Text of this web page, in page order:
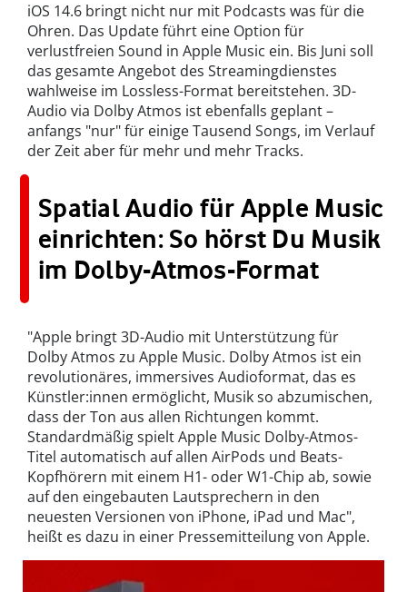
iOS 14.6 bringt nicht nur mit Podcasts was für die
Ohren. Das Update führt eine Option für
verlustfreien Sound in Apple Music ein. Bis Juni soll
das gesamte Angebot des Streamingdienstes
wahlweise im Lossless-Format bereitstehen. 3D-
Audio via Dolby Atmos ist ebenfalls geplant –
anfangs "nur" für einige Tausend Songs, im Verlauf
der Zeit aber für mehr und mehr Tracks.
Spatial Audio für Apple Music
einrichten: So hörst Du Musik
im Dolby-Atmos-Format
"Apple bringt 3D-Audio mit Unterstützung für
Dolby Atmos zu Apple Music. Dolby Atmos ist ein
revolutionäres, immersives Audioformat, das es
Künstler:innen ermöglicht, Musik so abzumischen,
dass der Ton aus allen Richtungen kommt.
Standardmäßig spielt Apple Music Dolby-Atmos-
Titel automatisch auf allen AirPods und Beats-
Kopfhörern mit einem H1- oder W1-Chip ab, sowie
auf den eingebauten Lautsprechern in den
neuesten Versionen von iPhone, iPad und Mac",
heißt es dazu in einer Pressemitteilung von Apple.